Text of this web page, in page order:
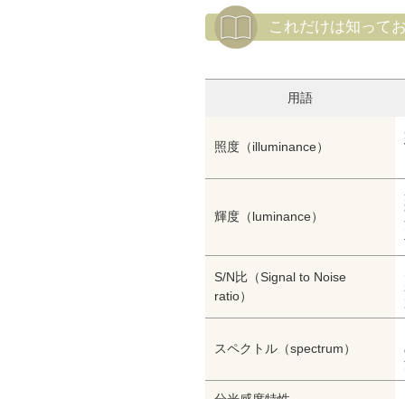
これだけは知って
用語
照度（illuminance）
輝度（luminance）
S/N比（Signal to Noise
ratio）
スペクトル（spectrum）